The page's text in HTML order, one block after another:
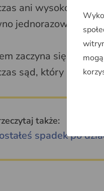
ani wysokości rat,
jednorazową
zaczyna się, gdy
sąd, który
także:
spadek po